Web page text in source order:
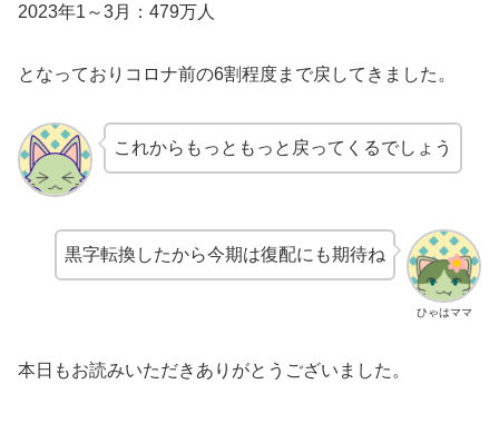
2023年1～3月：479万人
となっておりコロナ前の6割程度まで戻してきました。
これからもっともっと戻ってくるでしょう
ひゃはママ
黒字転換したから今期は復配にも期待ね
本日もお読みいただきありがとうございました。